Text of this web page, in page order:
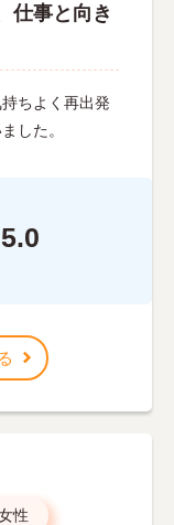
仕事と向き
ちよく再出発
した。
5.0
性